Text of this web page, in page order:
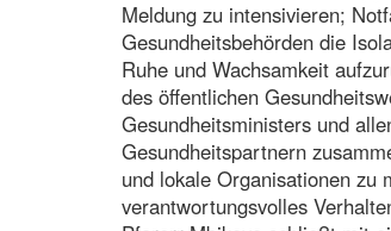
Meldung zu intensivieren;
Gesundheitsbehörden die
Ruhe und Wachsamkeit
des öffentlichen
Gesundheitsministers und
Gesundheitspartnern
und lokale Organisationen zu
verantwortungsvolles